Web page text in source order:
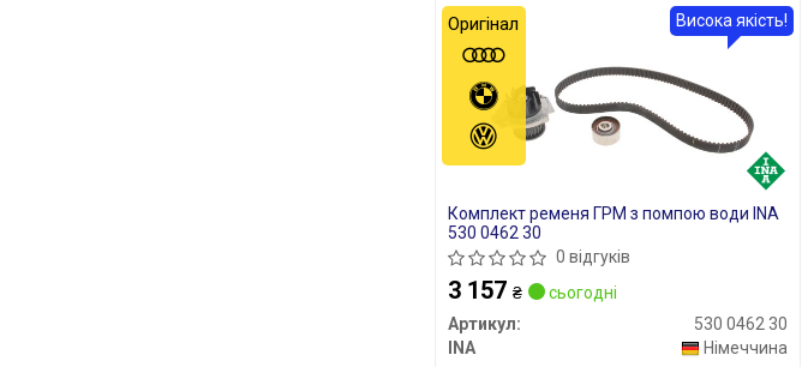
Комплект ременя ГРМ з помпою води INA
530 0462 30
0 відгуків
3 157 ₴
сьогодні
Артикул:
530 0462 30
INA
Німеччина
Висока якість!
Оригінал